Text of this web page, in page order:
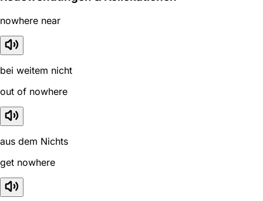
nowhere near
bei weitem nicht
out of nowhere
aus dem Nichts
get nowhere